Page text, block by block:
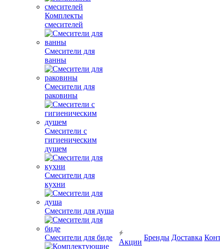
Комплекты
смесителей
Смесители для
ванны
Смесители для
раковины
Смесители с
гигиеническим
душем
Смесители для
кухни
Смесители для душа
Смесители для биде
Акции
Бренды Доставка